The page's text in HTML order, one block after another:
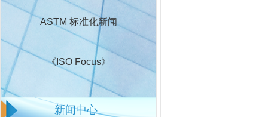
ASTM 标准化新闻
《ISO Focus》
新闻中心